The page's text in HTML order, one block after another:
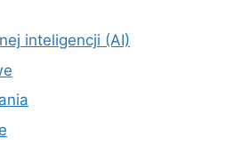
inteligencji (AI)